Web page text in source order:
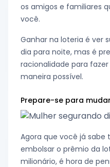
os amigos e familiares
você.
Ganhar na loteria é ver
dia para noite, mas é
racionalidade para
maneira possível.
Prepare-se para
Agora que você já sabe
embolsar o prêmio da
milionário, é hora de